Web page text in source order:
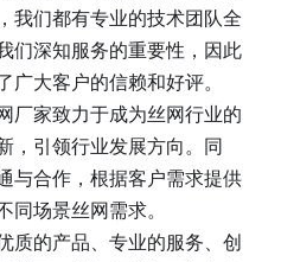
我们都有专业的技术团队全
们深知服务的重要性，因此
大客户的信赖和好评。
厂家致力于成为丝网行业的
，引领行业发展方向。同
与合作，根据客户需求提供
同场景丝网需求。
质的产品、专业的服务、创